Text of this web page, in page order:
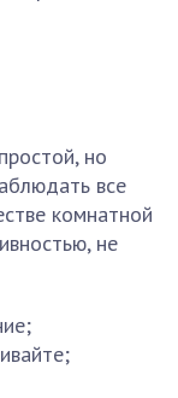
но
все
комнатной
не